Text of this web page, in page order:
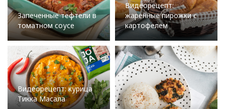
Запеченные тефтели в
томатном соусе
Видеорецепт:
жаренные пирожки с
картофелем
Видеорецепт: курица
Тикка Масала